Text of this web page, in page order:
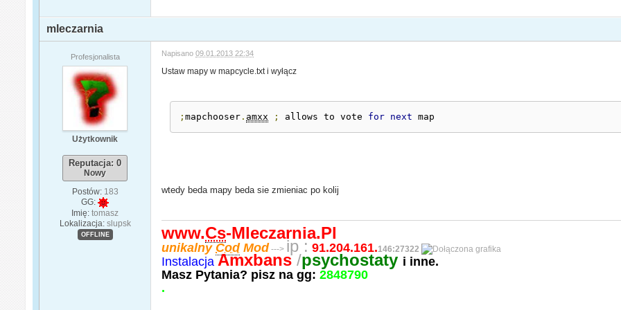
mleczarnia
Profesjonalista
Użytkownik
Reputacja: 0
Nowy
Postów: 183
GG:
Imię: tomasz
Lokalizacja: slupsk
OFFLINE
Napisano09.01.2013 22:34
Ustaw mapy w mapcycle.txt i wyłącz
;mapchooser . amxx ; allows to vote for next map
wtedy beda mapy beda sie zmieniac po kolij
www.Cs-Mleczarnia.Pl
unikalnyCodMod ---> ip : 91.204.161.146:27322
InstalacjaAmxbans/psychostaty i inne.
Masz Pytania? pisz na gg:2848790
.